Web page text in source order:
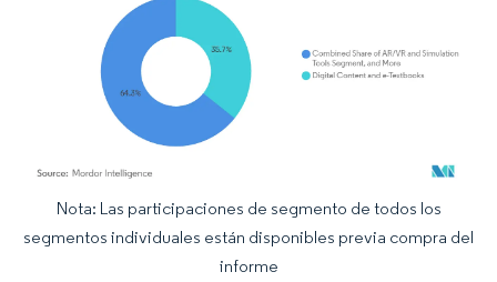
Imagen © Mordor Intelligence. El uso requiere atribución según CC BY 4.0.
Nota: Las participaciones de segmento de todos los
segmentos individuales están disponibles previa compra del
informe